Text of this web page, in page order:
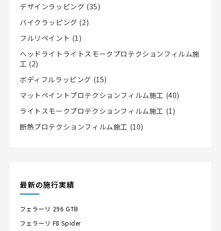
デザインラッピング (35)
バイクラッピング (2)
フルリペイント (1)
ヘッドライトライトスモークプロテクションフィルム施
工 (2)
ボディフルラッピング (15)
マットペイントプロテクションフィルム施工 (40)
ライトスモークプロテクションフィルム施工 (1)
断熱プロテクションフィルム施工 (10)
最新の施行実績
フェラーリ 296 GTB
フェラーリ F8 Spider